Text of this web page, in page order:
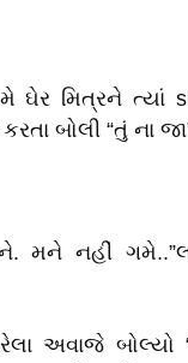
ઘેર મિત્રને ત્યાં
બોલી “તું ના
મને નહીં
અવાજે